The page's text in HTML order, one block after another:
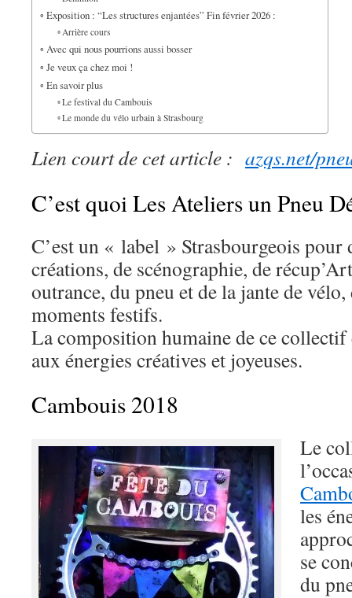
Exposition : “Les structures enjantées” Fin février 2026 :
Arrière cours
Avec qui nous pourrions aussi bosser
Je veux ça chez moi !
En savoir plus
Le festival du Cambouis
Le monde du vélo urbain à Strasbourg
Lien court de cet article : azqs.net/
C’est quoi Les Ateliers un Pneu
C’est un « label » Strasbourgeois pour
créations, de scénographie, de
outrance, du pneu et de la jante de vélo,
moments festifs.
La composition humaine de ce
aux énergies créatives et joyeuses.
Cambouis 2018
Le
les
se
du